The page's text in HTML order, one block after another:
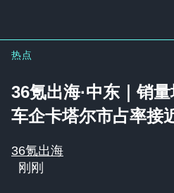
热点
36氪出海·中东｜销
车企卡塔尔市占率接
36氪出海
刚刚